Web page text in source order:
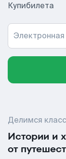
Купибилета
Электронная
Делимся
Истории и
от